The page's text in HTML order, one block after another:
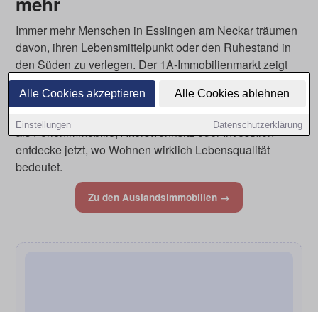
Alle Cookies akzeptieren Alle Cookies ablehnen
Einstellungen Datenschutzerklärung
Immer mehr Menschen in Esslingen am Neckar träumen
davon, ihren Lebensmittelpunkt oder den Ruhestand in
den Süden zu verlegen. Der 1A-Immobilienmarkt zeigt
dir ausgewählte Häuser und Wohnungen in beliebten
Regionen Europas – ideal, um Inspiration zu sammeln
als Ferienimmobilie, Alterswohnsitz oder Investition –
entdecke jetzt, wo Wohnen wirklich Lebensqualität
bedeutet.
Zu den Auslandsimmobilien →